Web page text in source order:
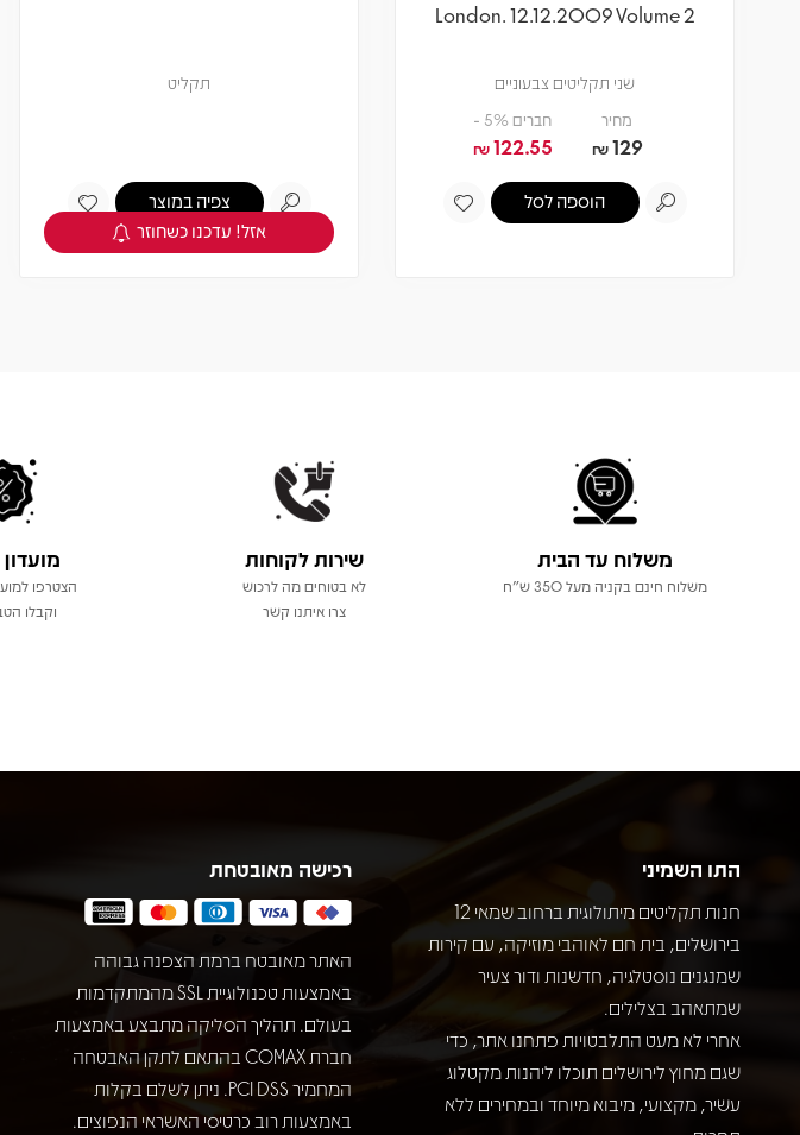
London. 12.12.2009 Volume 2
שני תקליטים צבעוניים
מחיר
129
₪
חברים 5% -
122.55
₪
הוספה לסל
תקליט
צפיה במוצר
אזל! עדכנו כשחוזר
משלוח עד הבית
משלוח חינם בקניה מעל 350 ש"ח
שירות לקוחות
לא בטוחים מה לרכוש
צרו איתנו קשר
הצטרפו
וקבלו
התו השמיני
חנות תקליטים מיתולוגית ברחוב שמאי 12
בירושלים, בית חם לאוהבי מוזיקה, עם קירות
שמנגנים נוסטלגיה, חדשנות ודור צעיר
שמתאהב בצלילים.
אחרי לא מעט התלבטויות פתחנו אתר, כדי
שגם מחוץ לירושלים תוכלו ליהנות מקטלוג
עשיר, מקצועי, מיבוא מיוחד ובמחירים ללא
רכישה מאובטחת
האתר מאובטח ברמת הצפנה גבוהה
באמצעות טכנולוגיית SSL מהמתקדמות
בעולם. תהליך הסליקה מתבצע באמצעות
חברת COMAX בהתאם לתקן האבטחה
המחמיר PCI DSS. ניתן לשלם בקלות
באמצעות רוב כרטיסי האשראי הנפוצים.